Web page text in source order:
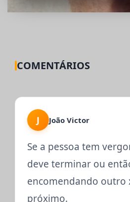
COMENTÁRIOS
J João Victor
Se a pessoa tem
deve terminar ou
encomendando outro
próximo.